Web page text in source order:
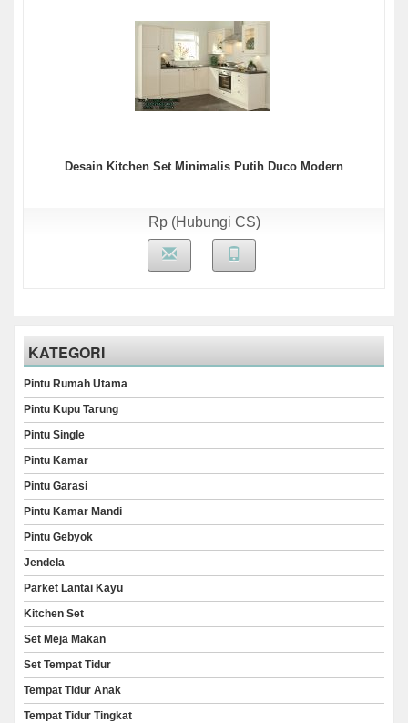
Desain Kitchen Set Minimalis Putih Duco Modern
Rp (Hubungi CS)
KATEGORI
Pintu Rumah Utama
Pintu Kupu Tarung
Pintu Single
Pintu Kamar
Pintu Garasi
Pintu Kamar Mandi
Pintu Gebyok
Jendela
Parket Lantai Kayu
Kitchen Set
Set Meja Makan
Set Tempat Tidur
Tempat Tidur Anak
Tempat Tidur Tingkat